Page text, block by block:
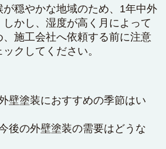
穏やかな地域のため、1年中外
かし、湿度が高く月によって
施工会社へ依頼する前に注意
クしてください。
壁塗装におすすめの季節はい
後の外壁塗装の需要はどうな